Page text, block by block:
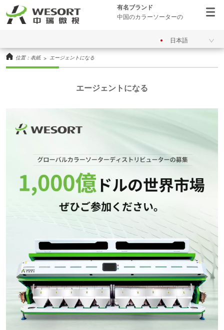
有名ブランド
中国のカラーソーターの
日本語
位置： 表紙 > エージェントになる
エージェントになる